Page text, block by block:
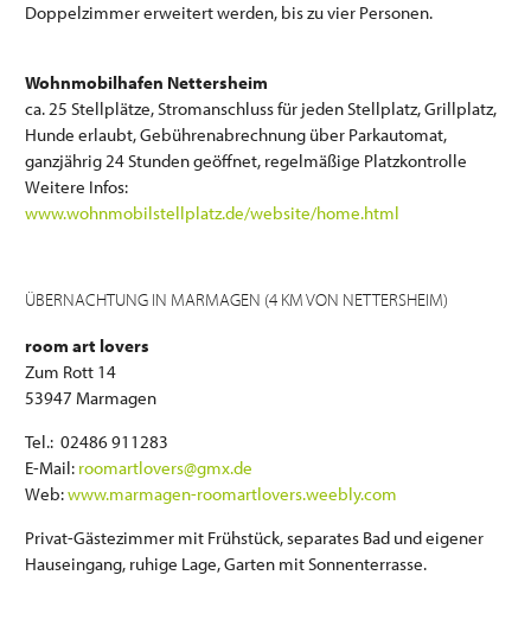
Doppelzimmer erweitert werden, bis zu vier Personen.
Wohnmobilhafen Nettersheim
ca. 25 Stellplätze, Stromanschluss für jeden Stellplatz, Grillplatz,
Hunde erlaubt, Gebührenabrechnung über Parkautomat,
ganzjährig 24 Stunden geöffnet, regelmäßige Platzkontrolle
Weitere Infos:
www.wohnmobilstellplatz.de/website/home.html
ÜBERNACHTUNG IN MARMAGEN (4 KM VON NETTERSHEIM)
room art lovers
Zum Rott 14
53947 Marmagen
Tel.: 02486 911283
E-Mail: roomartlovers@gmx.de
Web:www.marmagen-roomartlovers.weebly.com
Privat-Gästezimmer mit Frühstück, separates Bad und eigener
Hauseingang, ruhige Lage, Garten mit Sonnenterrasse.